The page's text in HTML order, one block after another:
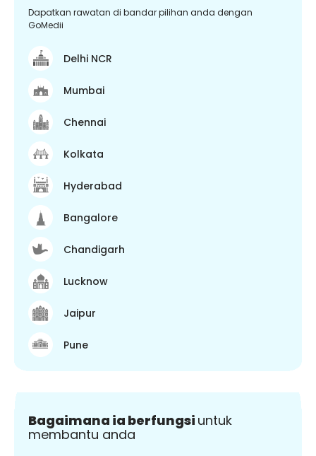
Dapatkan rawatan di bandar pilihan anda dengan
GoMedii
Delhi NCR
Mumbai
Chennai
Kolkata
Hyderabad
Bangalore
Chandigarh
Lucknow
Jaipur
Pune
Bagaimana ia berfungsi untuk
membantu anda